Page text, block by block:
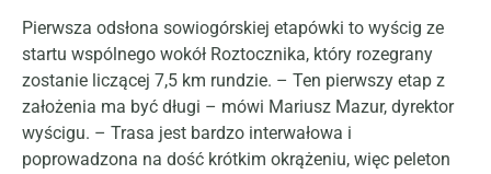
Pierwsza odsłona sowiogórskiej etapówki to wyścig ze
startu wspólnego wokół Roztocznika, który rozegrany
zostanie liczącej 7,5 km rundzie. – Ten pierwszy etap z
założenia ma być długi – mówi Mariusz Mazur, dyrektor
wyścigu. – Trasa jest bardzo interwałowa i
poprowadzona na dość krótkim okrążeniu, więc peleton